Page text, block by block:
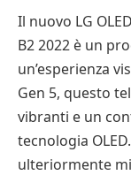
Il nuovo LG
B2 2022 è un
un’esperienza
Gen 5, questo
vibranti e un
tecnologia
ulteriormente